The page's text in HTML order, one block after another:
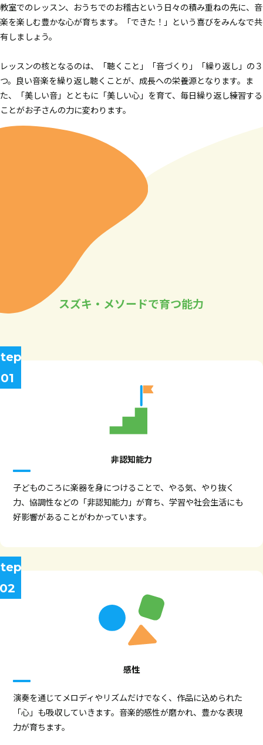
教室でのレッスン、おうちでのお稽古という日々の積み重ねの先に、音
楽を楽しむ豊かな心が育ちます。「できた！」という喜びをみんなで共
有しましょう。
レッスンの核となるのは、「聴くこと」「音づくり」「繰り返し」の３
つ。良い音楽を繰り返し聴くことが、成長への栄養源となります。ま
た、「美しい音」とともに「美しい心」を育て、毎日繰り返し練習する
ことがお子さんの力に変わります。
スズキ・メソードで育つ能力
01
非認知能力
子どものころに楽器を身につけることで、やる気、やり抜く
力、協調性などの「非認知能力」が育ち、学習や社会生活にも
好影響があることがわかっています。
感性
演奏を通じてメロディやリズムだけでなく、作品に込められた
「心」も吸収していきます。音楽的感性が磨かれ、豊かな表現
力が育ちます。